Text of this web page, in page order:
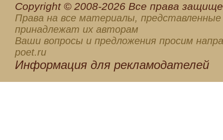
Сopyright © 2008-2026 Все права
Права на все материалы, представленные
принадлежат их авторам
Ваши вопросы и предложения просим
poet.ru
Информация для рекламодателей